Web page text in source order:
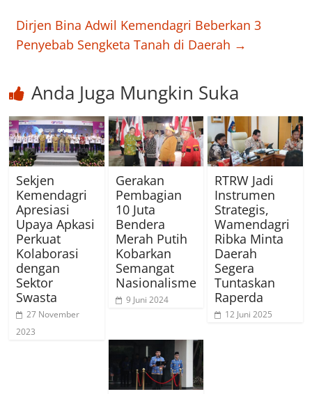
Dirjen Bina Adwil Kemendagri Beberkan 3
Penyebab Sengketa Tanah di Daerah →
Anda Juga Mungkin Suka
Sekjen
Kemendagri
Apresiasi
Upaya Apkasi
Perkuat
Kolaborasi
dengan
Sektor
Swasta
27 November
2023
Gerakan
Pembagian
10 Juta
Bendera
Merah Putih
Kobarkan
Semangat
Nasionalisme
9 Juni 2024
RTRW Jadi
Instrumen
Strategis,
Wamendagri
Ribka Minta
Daerah
Segera
Tuntaskan
Raperda
12 Juni 2025